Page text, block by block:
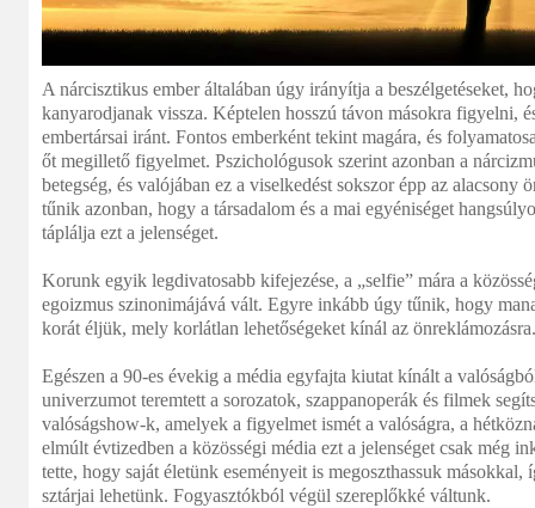
A nárcisztikus ember általában úgy irányítja a beszélgetéseket,
kanyarodjanak vissza. Képtelen hosszú távon másokra figyelni,
embertársai iránt. Fontos emberként tekint magára, és
őt megillető figyelmet. Pszichológusok szerint azonban a
betegség, és valójában ez a viselkedést sokszor épp az alacsony
tűnik azonban, hogy a társadalom és a mai egyéniséget
táplálja ezt a jelenséget.
Korunk egyik legdivatosabb kifejezése, a „selfie” mára a
egoizmus szinonimájává vált. Egyre inkább úgy tűnik, hogy
korát éljük, mely korlátlan lehetőségeket kínál az önreklámozásra.
Egészen a 90-es évekig a média egyfajta kiutat kínált a
univerzumot teremtett a sorozatok, szappanoperák és filmek
valóságshow-k, amelyek a figyelmet ismét a valóságra, a
elmúlt évtizedben a közösségi média ezt a jelenséget csak még
tette, hogy saját életünk eseményeit is megoszthassuk másokkal,
sztárjai lehetünk. Fogyasztókból végül szereplőkké váltunk.